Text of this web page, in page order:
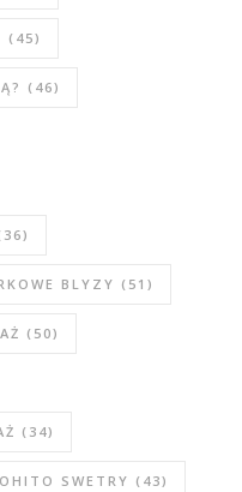
(45)
(46)
BLYZY (51)
(50)
(34)
SWETRY (43)